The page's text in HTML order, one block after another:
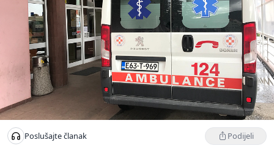
Poslušajte članak Podijeli